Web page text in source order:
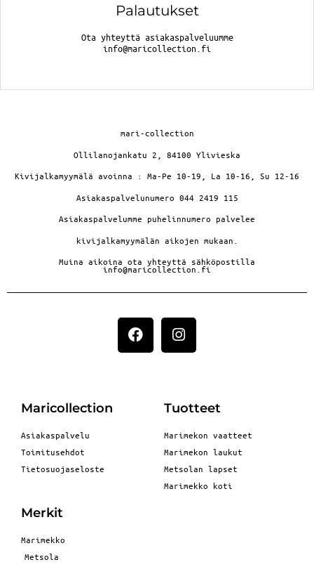
Palautukset
Ota yhteyttä asiakaspalveluumme
info@maricollection.fi
mari-collection
Ollilanojankatu 2, 84100 Ylivieska
Kivijalkamyymälä avoinna : Ma-Pe 10-19, La 10-16, Su 12-16
Asiakaspalvelunumero 044 2419 115
Asiakaspalvelumme puhelinnumero palvelee
kivijalkamyymälän aikojen mukaan.
Muina aikoina ota yhteyttä sähköpostilla
info@maricollection.fi
Maricollection
Asiakaspalvelu
Toimitusehdot
Tietosuojaseloste
Tuotteet
Marimekon vaatteet
Marimekon laukut
Metsolan lapset
Marimekko koti
Merkit
Marimekko
Metsola